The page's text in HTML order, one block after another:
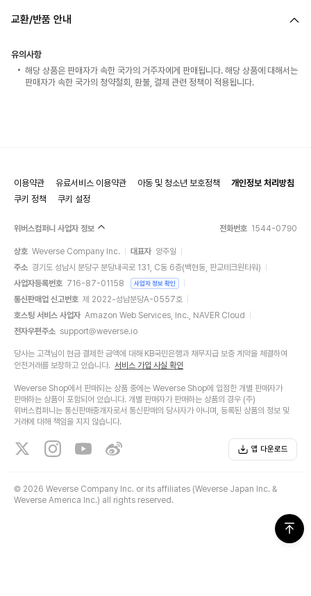
교환/반품 안내
유의사항
해당 상품은 판매자가 속한 국가의 거주자에게 판매됩니다. 해당 상품에 대해서는
판매자가 속한 국가의 청약철회, 환불, 결제 관련 정책이 적용됩니다.
이용약관 유료서비스 이용약관 아동 및 청소년 보호정책
개인정보 처리방침
쿠키 정책
쿠키 설정
위버스컴퍼니 사업자 정보 전화번호 1544-0790
상호 Weverse Company Inc. 대표자 양주일
주소 경기도 성남시 분당구 분당내곡로 131, C동 6층(백현동, 판교테크원타워)
사업자등록번호 716-87-01158 사업자 정보 확인
통신판매업 신고번호 제 2022-성남분당A-0557호
호스팅 서비스 사업자 Amazon Web Services, Inc., NAVER Cloud
전자우편주소 support@weverse.io
당사는 고객님이 현금 결제한 금액에 대해 KB국민은행과 채무지급 보증 계약을 체결하여
안전거래를 보장하고 있습니다. 서비스 가입 사실 확인
Weverse Shop에서 판매되는 상품 중에는 Weverse Shop에 입점한 개별 판매자가
판매하는 상품이 포함되어 있습니다. 개별 판매자가 판매하는 상품의 경우 (주)
위버스컴퍼니는 통신판매중개자로서 통신판매의 당사자가 아니며, 등록된 상품의 정보 및
거래에 대해 책임을 지지 않습니다.
앱 다운로드
© 2026 Weverse Company Inc. or its affiliates (Weverse Japan Inc. &
Weverse America Inc.) all rights reserved.